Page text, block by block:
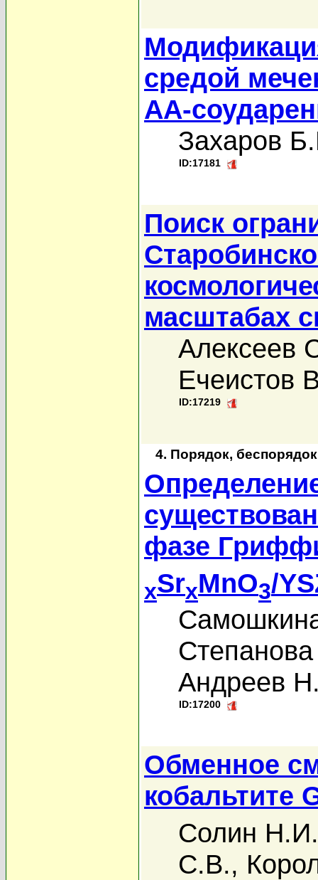
средой
AA-
Захаров
ID:17181
Поиск
масштабах
Алексеев
Ечеистов
ID:17219
4. Порядок,
фазе
xSrxMnO3/
Андреев
ID:17200
Обменное
кобальтите
Солин Н.И.
С.В.,